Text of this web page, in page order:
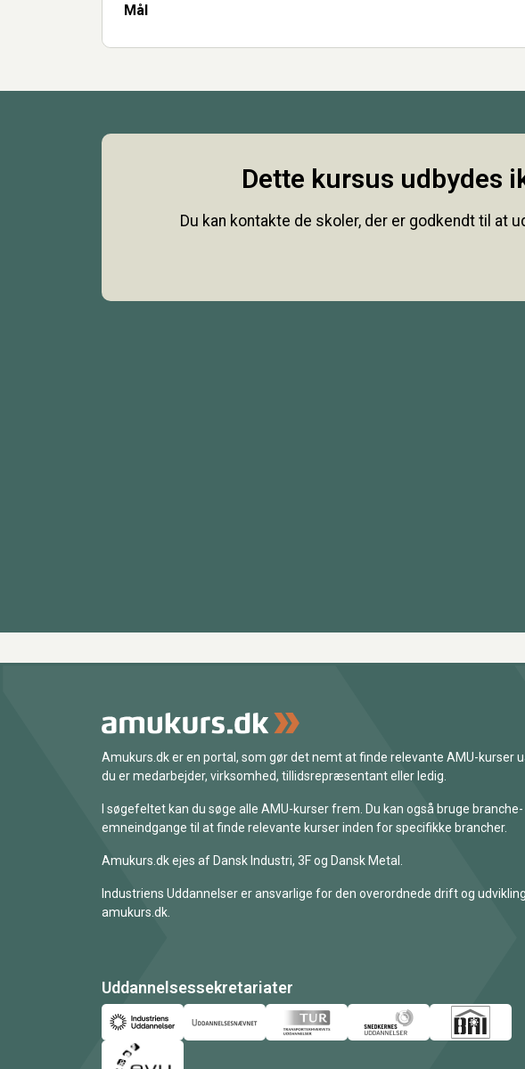
Mål
Dette kursus udbydes
Du kan kontakte de skoler, der er godkendt til at
Amukurs.dk er en portal, som gør det nemt at finde relevante AMU-kurser
du er medarbejder, virksomhed, tillidsrepræsentant eller ledig.
I søgefeltet kan du søge alle AMU-kurser frem. Du kan også bruge branche-
emneindgange til at finde relevante kurser inden for specifikke brancher.
Amukurs.dk ejes af Dansk Industri, 3F og Dansk Metal.
Industriens Uddannelser er ansvarlige for den overordnede drift og
amukurs.dk.
Uddannelsessekretariater